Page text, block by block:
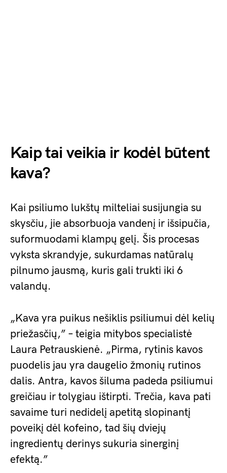
Kaip tai veikia ir kodėl būtent
kava?
Kai psiliumo lukštų milteliai susijungia su
skysčiu, jie absorbuoja vandenį ir išsipučia,
suformuodami klampų gelį. Šis procesas
vyksta skrandyje, sukurdamas natūralų
pilnumo jausmą, kuris gali trukti iki 6
valandų.
„Kava yra puikus nešiklis psiliumui dėl kelių
priežasčių,” – teigia mitybos specialistė
Laura Petrauskienė. „Pirma, rytinis kavos
puodelis jau yra daugelio žmonių rutinos
dalis. Antra, kavos šiluma padeda psiliumui
greičiau ir tolygiau ištirpti. Trečia, kava pati
savaime turi nedidelį apetitą slopinantį
poveikį dėl kofeino, tad šių dviejų
ingredientų derinys sukuria sinerginį
efektą.”